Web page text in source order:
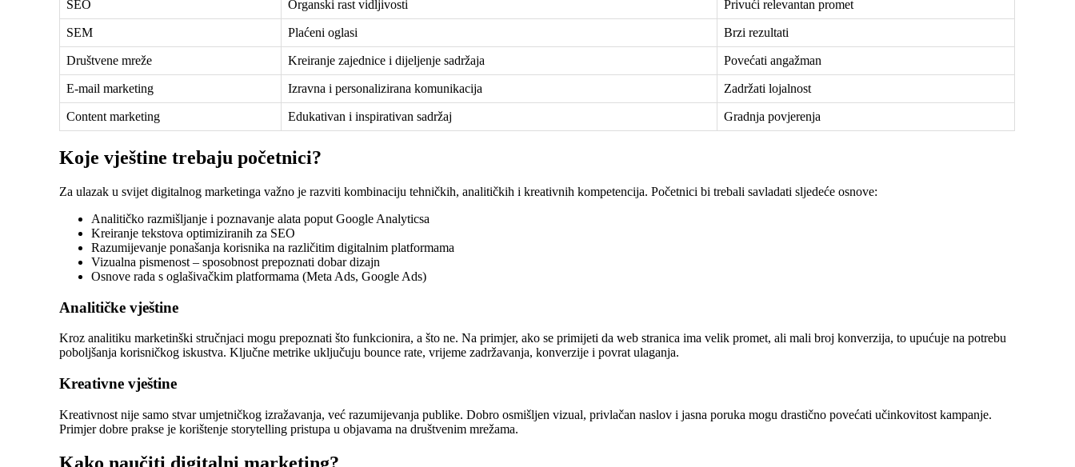
SEO Organski rast vidljivosti Privući relevantan promet
SEM Plaćeni oglasi Brzi rezultati
Društvene mreže Kreiranje zajednice i dijeljenje sadržaja Povećati angažman
E-mail marketing Izravna i personalizirana komunikacija Zadržati lojalnost
Content marketing Edukativan i inspirativan sadržaj Gradnja povjerenja
Koje vještine trebaju početnici?
Za ulazak u svijet digitalnog marketinga važno je razviti kombinaciju tehničkih, analitičkih i kreativnih kompetencija. Početnici bi trebali savladati sljedeće osnove:
Analitičko razmišljanje i poznavanje alata poput Google Analyticsa
Kreiranje tekstova optimiziranih za SEO
Razumijevanje ponašanja korisnika na različitim digitalnim platformama
Vizualna pismenost – sposobnost prepoznati dobar dizajn
Osnove rada s oglašivačkim platformama (Meta Ads, Google Ads)
Analitičke vještine
Kroz analitiku marketinški stručnjaci mogu prepoznati što funkcionira, a što ne. Na primjer, ako se primijeti da web stranica ima velik promet, ali mali broj konverzija, to upućuje na potrebu
poboljšanja korisničkog iskustva. Ključne metrike uključuju bounce rate, vrijeme zadržavanja, konverzije i povrat ulaganja.
Kreativne vještine
Kreativnost nije samo stvar umjetničkog izražavanja, već razumijevanja publike. Dobro osmišljen vizual, privlačan naslov i jasna poruka mogu drastično povećati učinkovitost kampanje.
Primjer dobre prakse je korištenje storytelling pristupa u objavama na društvenim mrežama.
Kako naučiti digitalni marketing?